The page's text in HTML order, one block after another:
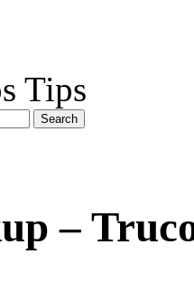
Tips
–